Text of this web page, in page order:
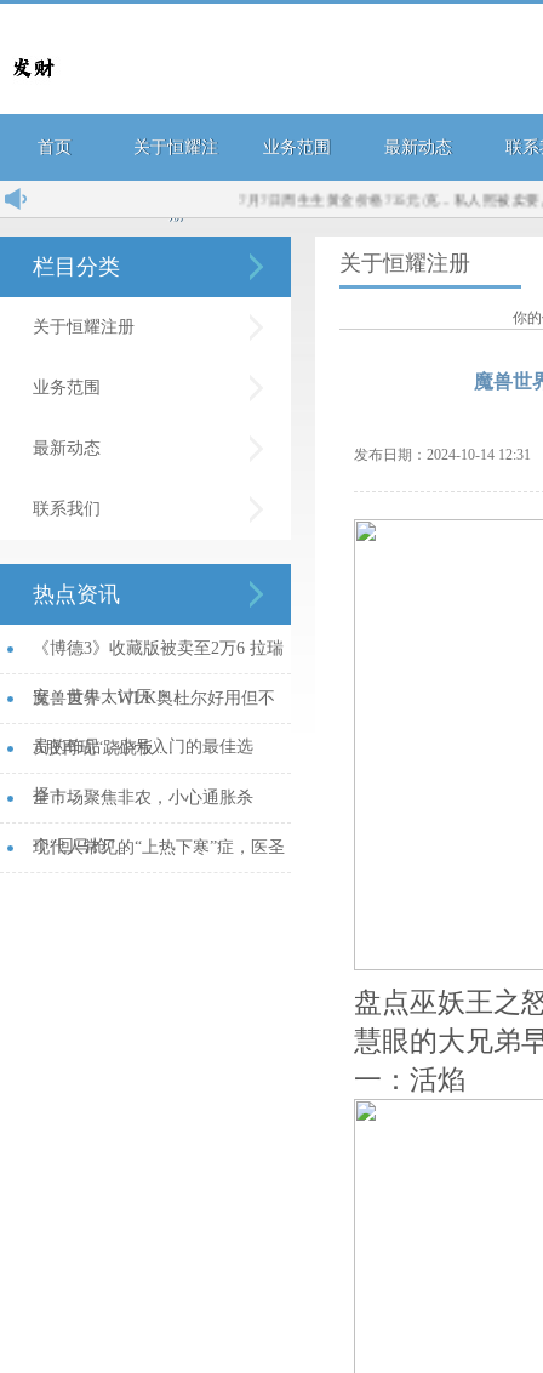
首页 关于恒耀注
册
业务范围 最新动态 联系
7月7日周生生黄金价格735元/克... 私人照被卖要反
栏目分类
关于恒耀注册
业务范围
最新动态
联系我们
热点资讯
《博德3》收藏版被卖至2万6 拉瑞
安：黄牛太讨厌！...
魔兽世界：WLK奥杜尔好用但不
贵的饰品，小号入门的最佳选
择！...
A股再现“跷跷板\...
全市场聚焦非农，小心通胀杀
个“回马枪”...
现代人常见的“上热下寒”症，医圣
关于恒耀注册
你
魔兽世
发布日期：2024-10-14
盘点巫妖王之
慧眼的大兄弟
一：活焰